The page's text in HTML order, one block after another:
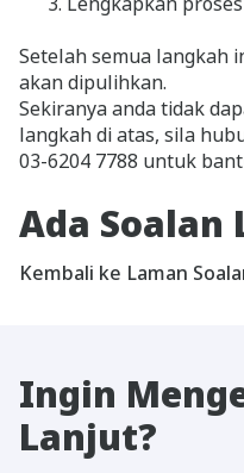
Setelah semua langkah
akan dipulihkan.
Sekiranya anda tidak
langkah di atas, sila
03-6204 7788 untuk
Ada Soalan
Kembali ke Laman
Ingin
Lanjut?